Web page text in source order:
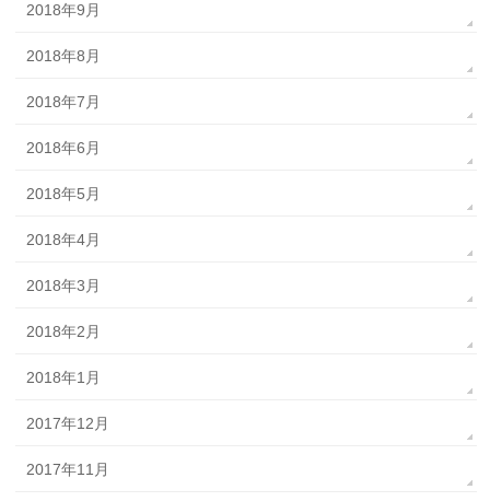
2018年9月
2018年8月
2018年7月
2018年6月
2018年5月
2018年4月
2018年3月
2018年2月
2018年1月
2017年12月
2017年11月